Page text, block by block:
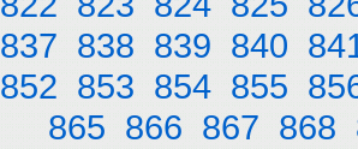
837 838 839 840
852 853 854 855
865 866 867 868